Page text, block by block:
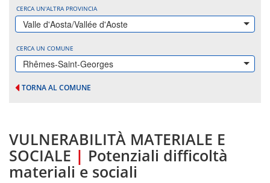
CERCA UN'ALTRA PROVINCIA
Valle d'Aosta/Vallée d'Aoste
CERCA UN COMUNE
Rhêmes-Saint-Georges
TORNA AL COMUNE
VULNERABILITÀ MATERIALE E
SOCIALE | Potenziali difficoltà
materiali e sociali